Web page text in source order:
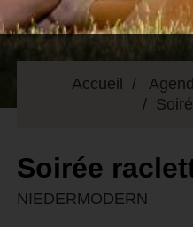
Accueil
Soirée
NIEDERMODERN